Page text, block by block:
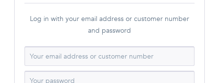
Log in with your email address or customer number
and password